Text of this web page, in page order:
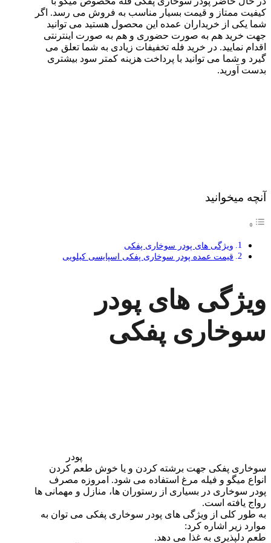
کیفیت ممتاز و قیمت بسیار مناسب به فروش می رسد. اگر
شما یکی از خریداران عمده این محصول هستید می توانید
جهت خرید هم به صورت حضوری و هم به صورت اینترنتی
اقدام نمایید. در خرید فله تخفیفات زیادی به شما تعلق می
گیرد و شما می توانید با پرداخت هزینه کمتر سود بیشتری
بدست آورید.
آنچه میخوانید
ویژگی های پودر سوخاری پفکی
قیمت عمده پودر سوخاری پفکی اسپایسی کیلویی
ویژگی های پودر
سوخاری پفکی
پودر
سوخاری پفکی جهت برشته کردن و یا خوش طعم کردن
انواع میگو و فیله مرغ استفاده می شود. امروزه مصرف
پودر سوخاری در بسیاری از رستوران ها، منازل و مهمانی ها
رواج یافته است.
به طور کلی از ویژگی های پودر سوخاری پفکی می توان به
موارد زیر اشاره کرد:
طعم دلپذیری به غذا می دهد.